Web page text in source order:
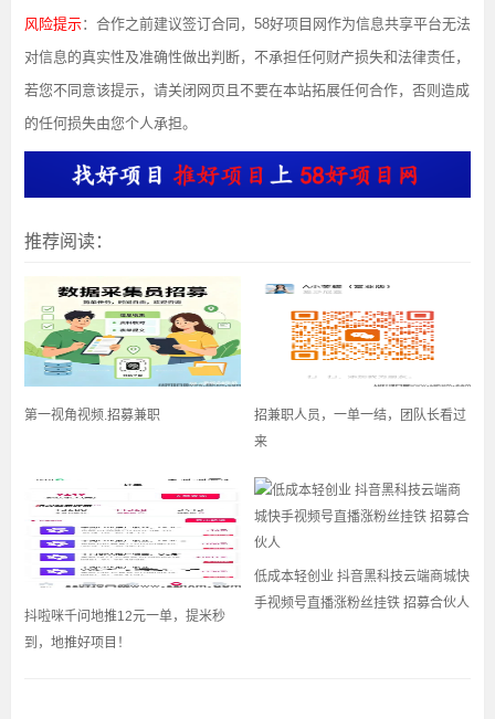
风险提示：合作之前建议签订合同，58好项目网作为信息共享平台无法
对信息的真实性及准确性做出判断，不承担任何财产损失和法律责任，
若您不同意该提示，请关闭网页且不要在本站拓展任何合作，否则造成
的任何损失由您个人承担。
推荐阅读：
第一视角视频.招募兼职
招兼职人员，一单一结，团队长看过
来
抖啦咪千问地推12元一单，提米秒
到，地推好项目！
低成本轻创业 抖音黑科技云端商城快
手视频号直播涨粉丝挂铁 招募合伙人